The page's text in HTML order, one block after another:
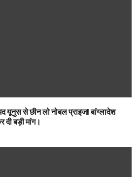
यूनुस से छीन लो नोबल प्राइज! बांग्लादेश
दी बड़ी मांग।